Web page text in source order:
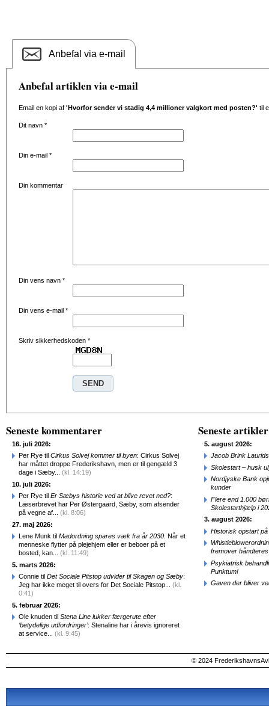
Anbefal via e-mail
Anbefal artiklen via e-mail
Email en kopi af 'Hvorfor sender vi stadig 4,4 millioner valgkort med posten?' til
Dit navn *
Din e-mail *
Din kommentar
Din vens navn *
Din vens e-mail *
Skriv sikkerhedskoden *
Seneste kommentarer
16. juli 2026:
Per Rye til Cirkus Solvej kommer til byen: Cirkus Solvej
har måttet droppe Frederikshavn, men er til gengæld 3
dage i Sæby... (kl. 14:19)
10. juli 2026:
Per Rye til Er Sæbys historie ved at blive revet ned?:
Læserbrevet har Per Østergaard, Sæby, som afsender
på vegne af... (kl. 8:06)
27. maj 2026:
Lene Munk til Madordning spares væk fra år 2030: Når et
menneske flytter på plejehjem eller er beboer på et
bosted, kan... (kl. 11:49)
5. marts 2026:
Connie til Det Sociale Pitstop udvider til Skagen og Sæby:
Jeg har ikke meget til overs for Det Sociale Pitstop... (kl.
0:41)
5. februar 2026:
Ole knuden til Stena Line lukker færgerute efter
‘betydelige udfordringer’: Stenaline har i årevis ignoreret
at service... (kl. 9:45)
Seneste artikler
5. august 2026:
Jacob Brink
Skolestart – husk
Nordjyske Bank
kunder
Flere end 1.000
Skolestarthjælp i
3. august 2026:
Historisk opstart
fremover
Psykiatrisk
Punktum!
Gaven der bliver
© 2024